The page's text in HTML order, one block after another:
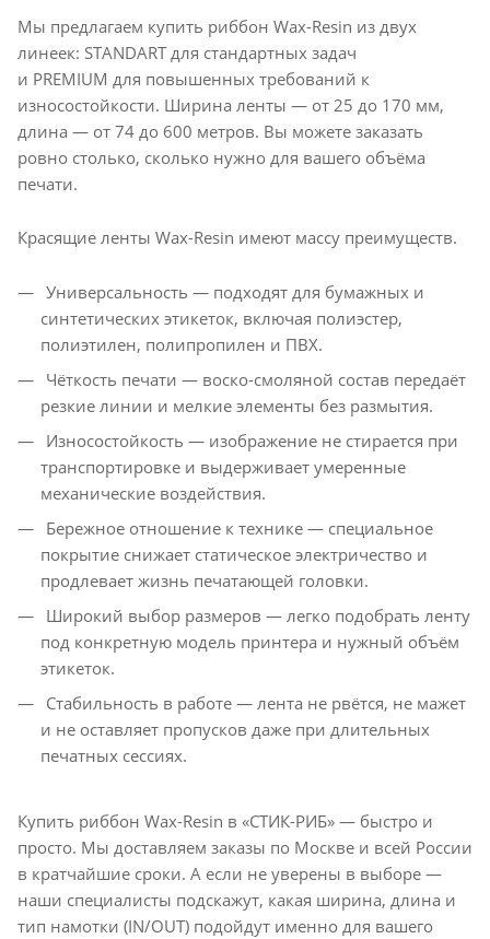
Мы предлагаем купить риббон Wax-Resin из двух
линеек: STANDART для стандартных задач
и PREMIUM для повышенных требований к
износостойкости. Ширина ленты — от 25 до 170 мм,
длина — от 74 до 600 метров. Вы можете заказать
ровно столько, сколько нужно для вашего объёма
печати.
Красящие ленты Wax-Resin имеют массу преимуществ.
Универсальность — подходят для бумажных и
синтетических этикеток, включая полиэстер,
полиэтилен, полипропилен и ПВХ.
Чёткость печати — воско-смоляной состав передаёт
резкие линии и мелкие элементы без размытия.
Износостойкость — изображение не стирается при
транспортировке и выдерживает умеренные
механические воздействия.
Бережное отношение к технике — специальное
покрытие снижает статическое электричество и
продлевает жизнь печатающей головки.
Широкий выбор размеров — легко подобрать ленту
под конкретную модель принтера и нужный объём
этикеток.
Стабильность в работе — лента не рвётся, не мажет
и не оставляет пропусков даже при длительных
печатных сессиях.
Купить риббон Wax-Resin в «СТИК-РИБ» — быстро и
просто. Мы доставляем заказы по Москве и всей России
в кратчайшие сроки. А если не уверены в выборе —
наши специалисты подскажут, какая ширина, длина и
тип намотки (IN/OUT) подойдут именно для вашего